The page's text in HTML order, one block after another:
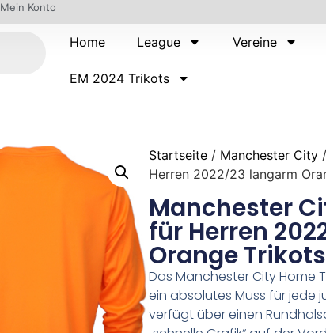
Mein Konto
Home League Vereine
EM 2024 Trikots
Startseite / Manchester City
Herren 2022/23 langarm
Manchester
für Herren
Orange
Das Manchester City Home
ein absolutes Muss für jede
verfügt über einen